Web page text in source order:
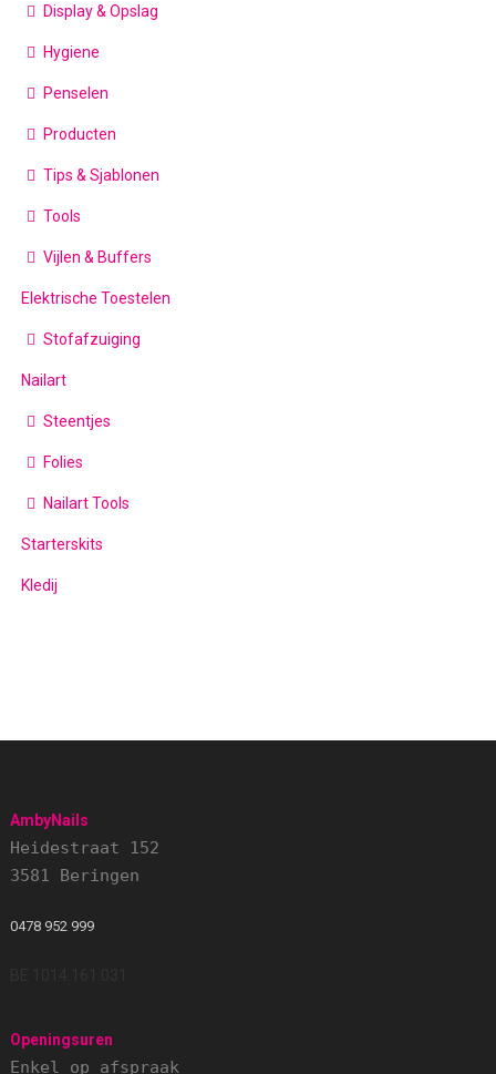
Display & Opslag
Hygiene
Penselen
Producten
Tips & Sjablonen
Tools
Vijlen & Buffers
Elektrische Toestelen
Stofafzuiging
Nailart
Steentjes
Folies
Nailart Tools
Starterskits
Kledij
AmbyNails
Heidestraat 152
3581 Beringen
0478 952 999
Openingsuren
Enkel op afspraak